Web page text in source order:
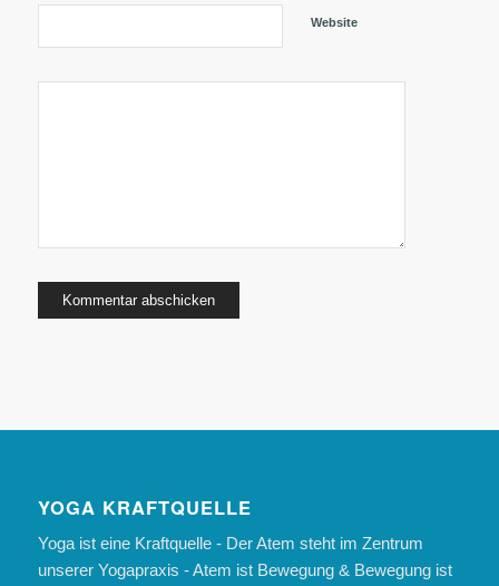
Website
YOGA KRAFTQUELLE
Yoga ist eine Kraftquelle - Der Atem steht im Zentrum
unserer Yogapraxis - Atem ist Bewegung & Bewegung ist